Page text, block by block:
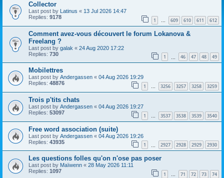
Collector
Last post by Latinus « 13 Jul 2026 14:47
Replies: 9178 1 … 609 610 611 612
Comment avez-vous découvert le forum Lokanova &
Freelang ?
Last post by galak « 24 Aug 2020 17:22
Replies: 730 1 46 47 48 49
Mobilettres
Last post by Andergassen « 04 Aug 2026 19:29
Replies: 48876 1 … 3256 3257 3258 3259
Trois p'tits chats
Last post by Andergassen « 04 Aug 2026 19:27
Replies: 53097 1 … 3537 3538 3539 3540
Free word association (suite)
Last post by Andergassen « 04 Aug 2026 19:26
Replies: 43935 1 2927 2928 2929 2930
Les questions folles qu'on n'ose pas poser
Last post by Maïwenn « 28 May 2026 11:11
Replies: 1097 1 … 71 72 73 74